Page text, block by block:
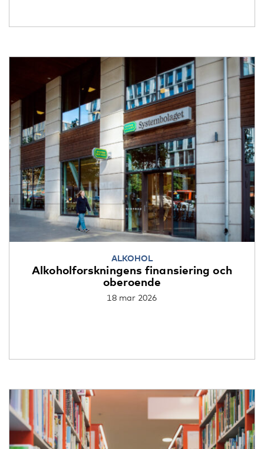
ALKOHOL
Alkoholforskningens finansiering och
oberoende
18 mar 2026